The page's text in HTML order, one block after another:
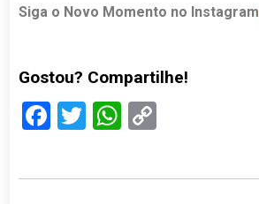
Siga o Novo Momento no Instagram
Gostou? Compartilhe!
Facebook
TwitterWhatsApp